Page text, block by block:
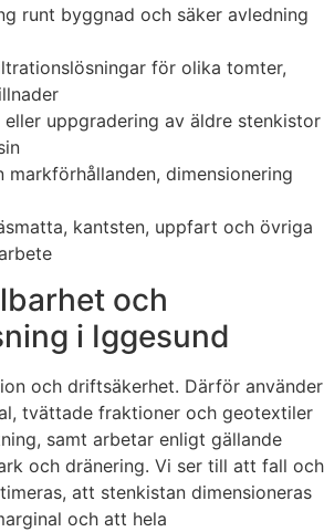
runt byggnad och säker avledning
för olika tomter,
uppgradering av äldre stenkistor
markförhållanden, dimensionering
kantsten, uppfart och övriga
och
i Iggesund
och driftsäkerhet. Därför använder
tvättade fraktioner och geotextiler
samt arbetar enligt gällande
och dränering. Vi ser till att fall och
att stenkistan dimensioneras
och att hela